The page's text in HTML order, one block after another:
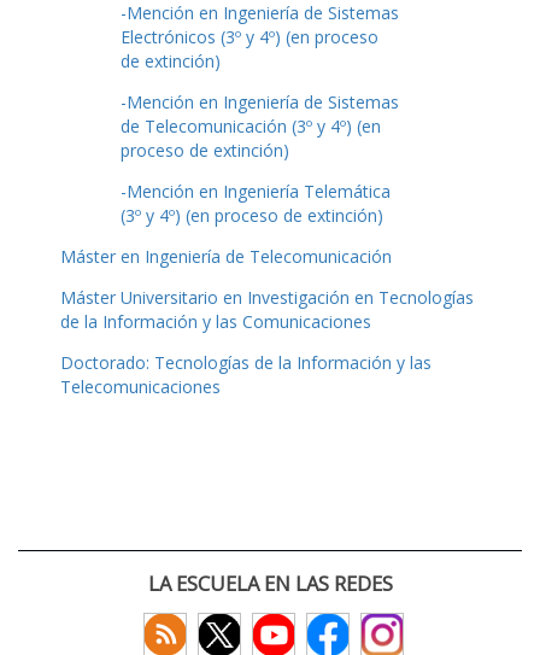
-Mención en Ingeniería de Sistemas
Electrónicos (3º y 4º) (en proceso
de extinción)
-Mención en Ingeniería de Sistemas
de Telecomunicación (3º y 4º) (en
proceso de extinción)
-Mención en Ingeniería Telemática
(3º y 4º) (en proceso de extinción)
Máster en Ingeniería de Telecomunicación
Máster Universitario en Investigación en Tecnologías
de la Información y las Comunicaciones
Doctorado: Tecnologías de la Información y las
Telecomunicaciones
LA ESCUELA EN LAS REDES